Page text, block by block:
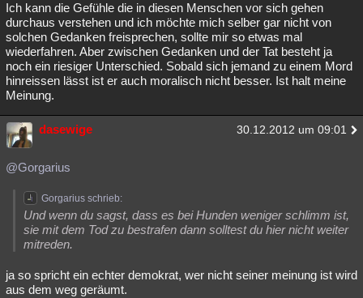
Ich kann die Gefühle die in diesen Menschen vor sich gehen
durchaus verstehen und ich möchte mich selber gar nicht von
solchen Gedanken freisprechen, sollte mir so etwas mal
wiederfahren. Aber zwischen Gedanken und der Tat besteht ja
noch ein riesiger Unterschied. Sobald sich jemand zu einem Mord
hinreissen lässt ist er auch moralisch nicht besser. Ist halt meine
Meinung.
dasewige 30.12.2012 um 09:01
@Gorgarius
Gorgarius schrieb:
Und wenn du sagst, dass es bei Hunden weniger schlimm ist,
sie mit dem Tod zu bestrafen dann solltest du hier nicht weiter
mitreden.
ja so spricht ein echter demokrat, wer nicht seiner meinung ist wird
aus dem weg geräumt.